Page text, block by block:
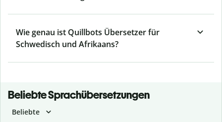
Wie genau ist Quillbots Übersetzer für
Schwedisch und Afrikaans?
Beliebte Sprachübersetzungen
Beliebte